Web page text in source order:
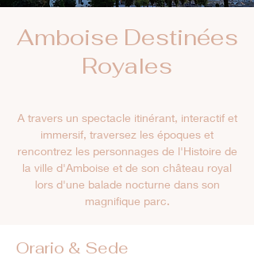
Amboise Destinées
Royales
A travers un spectacle itinérant, interactif et
immersif, traversez les époques et
rencontrez les personnages de l'Histoire de
la ville d'Amboise et de son château royal
lors d'une balade nocturne dans son
magnifique parc.
Orario & Sede